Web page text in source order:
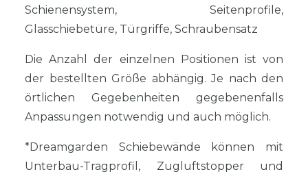
Schienensystem, Seitenprofile,
Glasschiebetüre, Türgriffe, Schraubensatz
Die Anzahl der einzelnen Positionen ist von
der bestellten Größe abhängig. Je nach den
örtlichen Gegebenheiten gegebenenfalls
Anpassungen notwendig und auch möglich.
*Dreamgarden Schiebewände können mit
Unterbau-Tragprofil, Zugluftstopper und